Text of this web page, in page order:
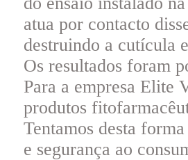
atua por contacto
destruindo a cutícula
Os resultados foram
Para a empresa Elite
produtos
Tentamos desta
e segurança ao